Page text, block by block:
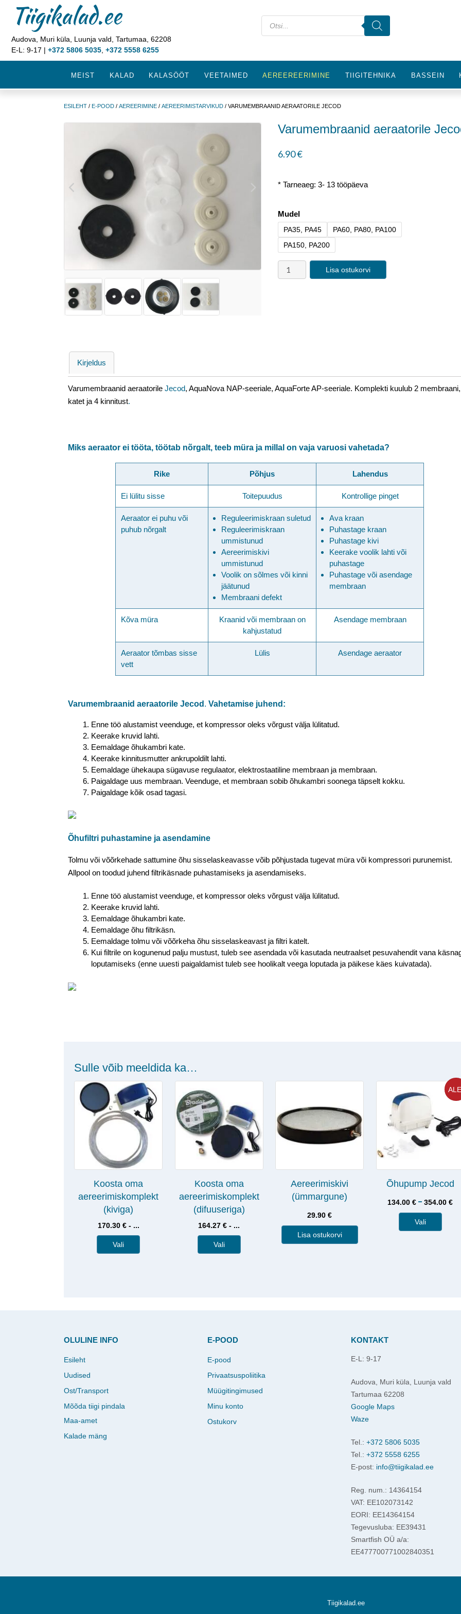
Tiigikalad.ee
Audova, Muri küla, Luunja vald, Tartumaa, 62208
E-L: 9-17 | +372 5806 5035 +372 5558 6255
MEIST KALAD KALASÖÖT VEETAIMED AEREEREERIMINE TIIGITEHNIKA BASSEIN
ESILEHT / E-POOD / AEREERIMINE / AEREERIMISTARVIKUD / VARUMEMBRAANID AERAATORILE JECOD
Varumembraanid aeraatorile
6.90€
* Tarneaeg: 3- 13 tööpäeva
Mudel
PA35, PA45
PA60, PA80, PA100
PA150, PA200
Lisa ostukorvi
Kirjeldus
Varumembraanid aeraatorile Jecod, AquaNova NAP-seeriale, AquaForte AP-seeriale. Komplekti kuulub 2
katet ja 4 kinnitust.
Miks aeraator ei tööta, töötab nõrgalt, teeb müra ja millal on vaja varuosi vahetada?
Rike Põhjus Lahendus
Ei lülitu sisse Toitepuudus Kontrollige pinget
Aeraator ei puhu või
puhub nõrgalt
Reguleerimiskraan suletud
Reguleerimiskraan
ummistunud
Aereerimiskivi
ummistunud
Voolik on sõlmes või kinni
jäätunud
Membraani defekt
Ava kraan
Puhastage kraan
Puhastage kivi
Keerake voolik lahti või
puhastage
Puhastage või asendage
membraan
Kõva müra
Kraanid või membraan on
kahjustatud
Asendage membraan
Aeraator tõmbas sisse
vett
Lülis Asendage aeraator
Varumembraanid aeraatorile Jecod . Vahetamise juhend:
Enne töö alustamist veenduge, et kompressor oleks võrgust välja lülitatud.
Keerake kruvid lahti.
Eemaldage õhukambri kate.
Keerake kinnitusmutter ankrupoldilt lahti.
Eemaldage ühekaupa sügavuse regulaator, elektrostaatiline membraan ja membraan.
Paigaldage uus membraan. Veenduge, et membraan sobib õhukambri soonega täpselt kokku.
Paigaldage kõik osad tagasi.
Õhufiltri puhastamine ja asendamine
Tolmu või võõrkehade sattumine õhu sisselaskeavasse võib põhjustada tugevat müra või kompressori purunemist.
Allpool on toodud juhend filtrikäsnade puhastamiseks ja asendamiseks.
Enne töö alustamist veenduge, et kompressor oleks võrgust välja lülitatud.
Keerake kruvid lahti.
Eemaldage õhukambri kate.
Eemaldage õhu filtrikäsn.
Eemaldage tolmu või võõrkeha õhu sisselaskeavast ja filtri katelt.
Kui filtrile on kogunenud palju mustust, tuleb see asendada või kasutada neutraalset pesuvahendit vana
loputamiseks (enne uuesti paigaldamist tuleb see hoolikalt veega loputada ja päikese käes kuivatada).
Sulle võib meeldida ka…
Koosta oma
aereerimiskomplekt
(kiviga)
170.30 € - ...
Vali
Koosta oma
aereerimiskomplekt
(difuuseriga)
164.27 € - ...
Vali
Aereerimiskivi
(ümmargune)
29.90€
Lisa ostukorvi
Õhupump Jecod
134.00€ – 354.00€
Vali
OLULINE INFO
Esileht
Uudised
Ost/Transport
Mõõda tiigi pindala
Maa-amet
Kalade mäng
E-POOD
E-pood
Privaatsuspoliitika
Müügitingimused
Minu konto
Ostukorv
KONTAKT
E-L: 9-17
Audova, Muri küla, Luunja vald
Tartumaa 62208
Google Maps
Waze
Tel.: +372 5806 5035
Tel.: +372 5558 6255
E-post: info@tiigikalad.ee
Reg. num.: 14364154
VAT: EE102073142
EORI: EE14364154
Tegevusluba: EE39431
Smartfish OÜ a/a:
EE477700771002840351
Tiigikalad.ee